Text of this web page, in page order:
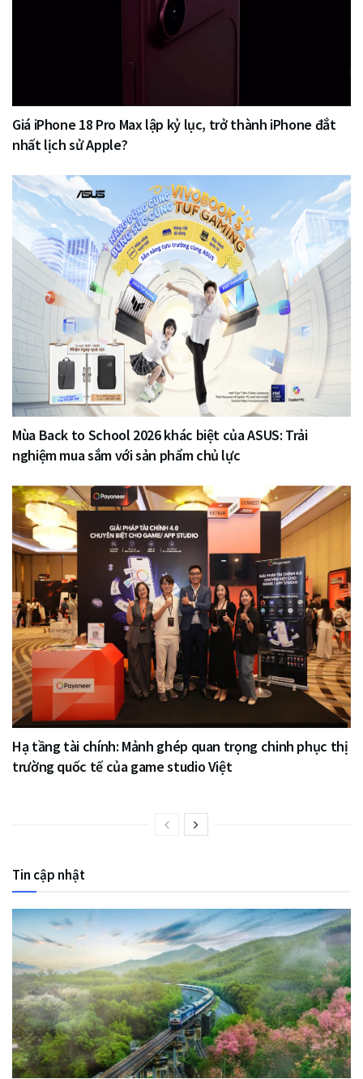
Giá iPhone 18 Pro Max lập kỷ lục, trở thành iPhone đắt
nhất lịch sử Apple?
Mùa Back to School 2026 khác biệt của ASUS: Trải
nghiệm mua sắm với sản phẩm chủ lực
Hạ tầng tài chính: Mảnh ghép quan trọng chinh phục thị
trường quốc tế của game studio Việt
Tin cập nhật